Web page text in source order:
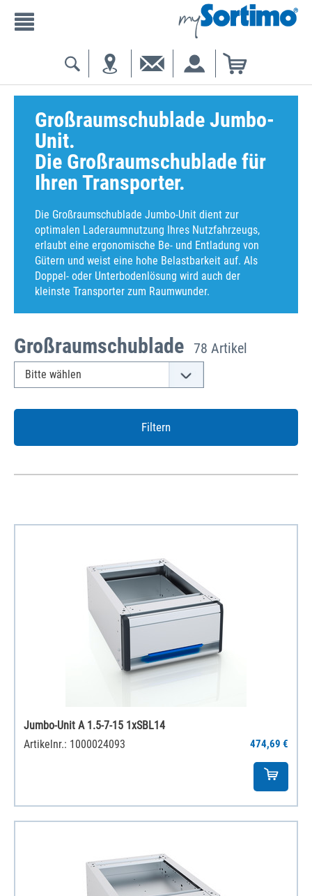
Großraumschublade Jumbo-
Unit.
Die Großraumschublade für
Ihren Transporter.
Die Großraumschublade Jumbo-Unit dient zur
optimalen Laderaumnutzung Ihres Nutzfahrzeugs,
erlaubt eine ergonomische Be- und Entladung von
Gütern und weist eine hohe Belastbarkeit auf. Als
Doppel- oder Unterbodenlösung wird auch der
kleinste Transporter zum Raumwunder.
Großraumschublade 78 Artikel
Filtern
Jumbo-Unit A 1.5-7-15 1xSBL14
Artikelnr.: 1000024093
474,69 €